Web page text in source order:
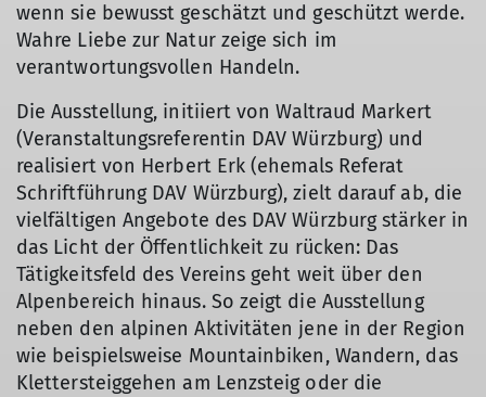
wenn sie bewusst geschätzt und geschützt werde.
Wahre Liebe zur Natur zeige sich im
verantwortungsvollen Handeln.
Die Ausstellung, initiiert von Waltraud Markert
(Veranstaltungsreferentin DAV Würzburg) und
realisiert von Herbert Erk (ehemals Referat
Schriftführung DAV Würzburg), zielt darauf ab, die
vielfältigen Angebote des DAV Würzburg stärker in
das Licht der Öffentlichkeit zu rücken: Das
Tätigkeitsfeld des Vereins geht weit über den
Alpenbereich hinaus. So zeigt die Ausstellung
neben den alpinen Aktivitäten jene in der Region
wie beispielsweise Mountainbiken, Wandern, das
Klettersteiggehen am Lenzsteig oder die